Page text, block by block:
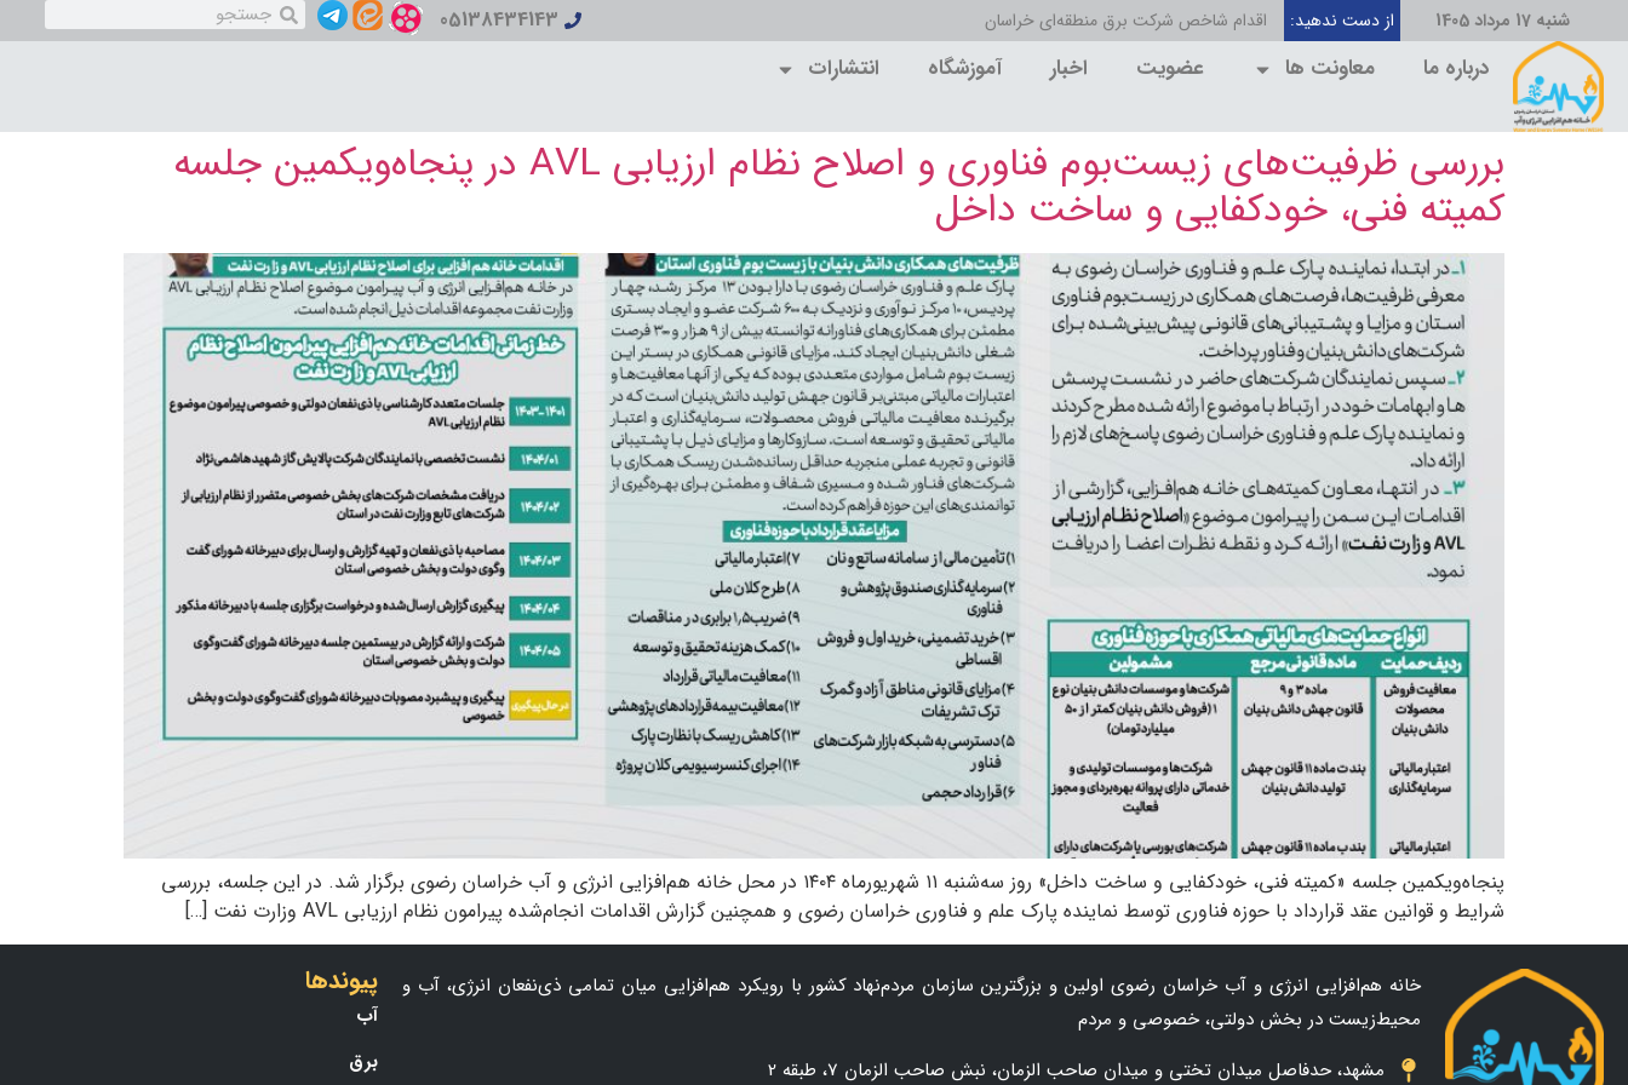
شنبه 17 مرداد 1405 از دست ندهید: اقدام شاخص شرکت برق منطقه‌ای خراسان 05138434143
درباره ما معاونت ها عضویت اخبار آموزشگاه انتشارات
بررسی ظرفیت‌های زیست‌بوم فناوری و اصلاح نظام ارزیابی AVL در پنجاه‌ویکمین جلسه
کمیته فنی، خودکفایی و ساخت داخل
پنجاه‌ویکمین جلسه «کمیته فنی، خودکفایی و ساخت داخل» روز سه‌شنبه ۱۱ شهریورماه ۱۴۰۴ در محل خانه هم‌افزایی انرژی و آب خراسان رضوی برگزار شد. در این جلسه، بررسی
شرایط و قوانین عقد قرارداد با حوزه فناوری توسط نماینده پارک علم و فناوری خراسان رضوی و همچنین گزارش اقدامات انجام‌شده پیرامون نظام ارزیابی AVL وزارت نفت […]
خانه هم‌افزایی انرژی و آب خراسان رضوی اولین و بزرگترین سازمان‌ مردم‌نهاد کشور با رویکرد هم‌افزایی میان تمامی ذی‌نفعان انرژی، آب و
محیط‌زیست در بخش دولتی، خصوصی و مردم
مشهد، حدفاصل میدان تختی و میدان صاحب الزمان، نبش صاحب الزمان 7، طبقه 2
پیوندها
آب
برق